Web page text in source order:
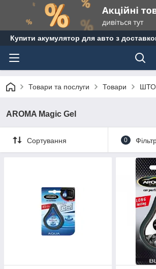
Купити акумулятор для авто з
Товари та послуги Товари
AROMA Magic Gel
Сортування 0